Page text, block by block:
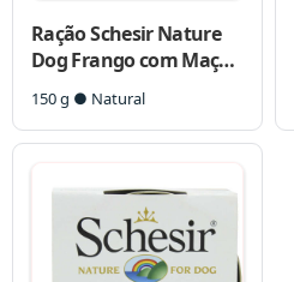
Ração Schesir Nature
Dog Frango com Maça
em Lata para Cães
150 g ● Natural